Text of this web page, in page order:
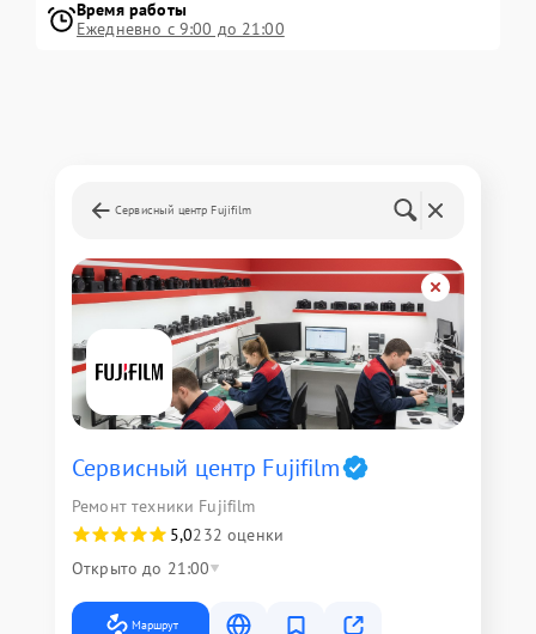
Время работы
Ежедневно с 9:00 до 21:00
Сервисный центр Fujifilm
Сервисный центр Fujifilm
Ремонт техники Fujifilm
5,0232 оценки
Открыто до 21:00
Маршрут